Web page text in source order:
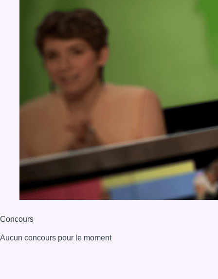
Concours
Aucun concours pour le moment